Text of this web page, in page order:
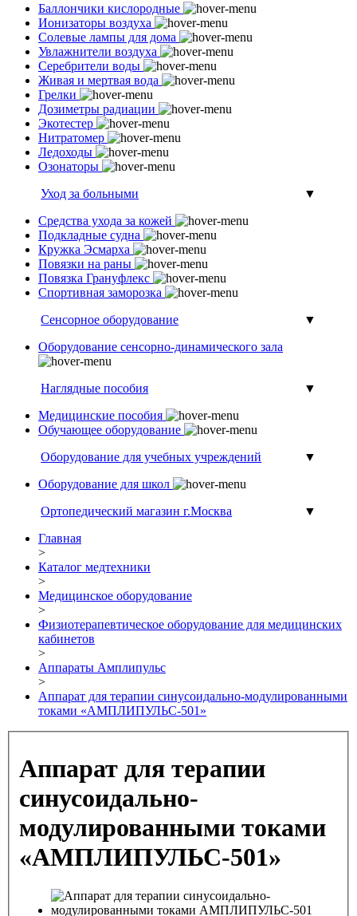
Баллончики кислородные
Ионизаторы воздуха
Солевые лампы для дома
Увлажнители воздуха
Серебрители воды
Живая и мертвая вода
Грелки
Дозиметры радиации
Экотестер
Нитратомер
Ледоходы
Озонаторы
Уход за больными
▼
Средства ухода за кожей
Подкладные судна
Кружка Эсмарха
Повязки на раны
Повязка Грануфлекс
Спортивная заморозка
Сенсорное оборудование
▼
Оборудование сенсорно-динамического зала
Наглядные пособия
▼
Медицинские пособия
Обучающее оборудование
Оборудование для учебных учреждений
▼
Оборудование для школ
Ортопедический магазин г.Москва
▼
Главная
>
Каталог медтехники
>
Медицинское оборудование
>
Физиотерапевтическое оборудование для медицинских
кабинетов
>
Аппараты Амплипульс
>
Аппарат для терапии синусоидально-модулированными
токами «АМПЛИПУЛЬС-501»
Аппарат для терапии
синусоидально-
модулированными токами
«АМПЛИПУЛЬС-501»